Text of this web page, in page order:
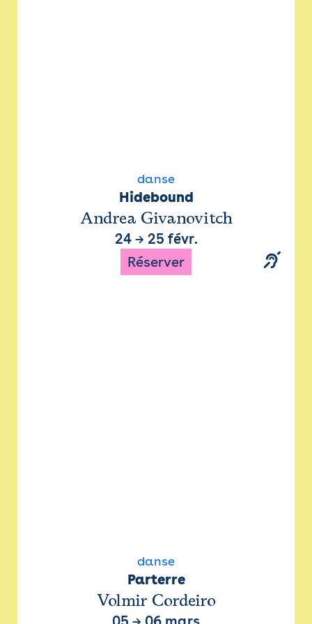
danse
Hidebound
Andrea Givanovitch
24→ 25 févr.
Réserver
danse
Parterre
Volmir Cordeiro